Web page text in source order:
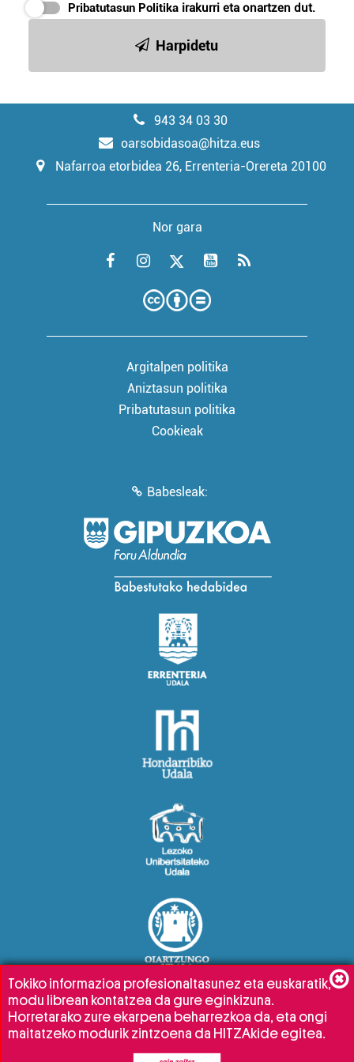
Pribatutasun Politika irakurri eta onartzen dut.
Harpidetu
943 34 03 30
oarsobidasoa@hitza.eus
Nafarroa etorbidea 26, Errenteria-Orereta 20100
Nor gara
Argitalpen politika
Aniztasun politika
Pribatutasun politika
Cookieak
Babesleak:
Tokiko informazioa profesionaltasunez eta euskaratik,
modu librean kontatzea da gure eginkizuna.
Horretarako zure ekarpena beharrezkoa da, eta ongi
maitatzeko modurik zintzoena da HITZAkide egitea.